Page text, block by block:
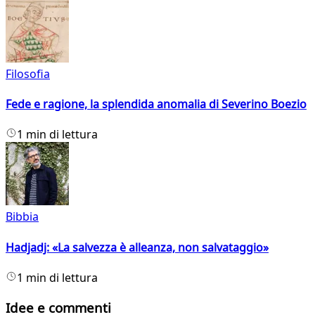
Filosofia
Fede e ragione, la splendida anomalia di Severino Boezio
1 min di lettura
Bibbia
Hadjadj: «La salvezza è alleanza, non salvataggio»
1 min di lettura
Idee e commenti